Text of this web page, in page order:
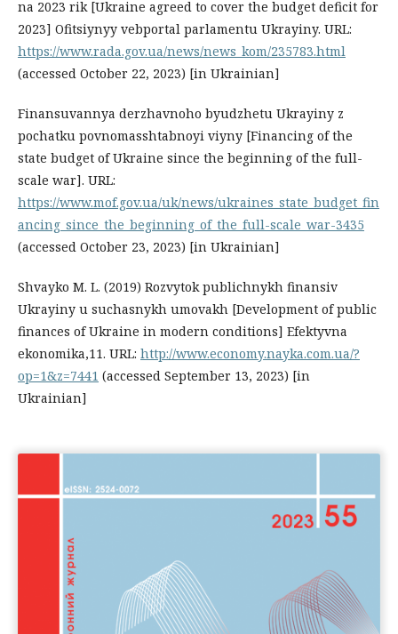
na 2023 rik [Ukraine agreed to cover the budget deficit for
2023] Ofitsiynyy vebportal parlamentu Ukrayiny. URL:
https://www.rada.gov.ua/news/news_kom/235783.html
(accessed October 22, 2023) [in Ukrainian]
Finansuvannya derzhavnoho byudzhetu Ukrayiny z
pochatku povnomasshtabnoyi viyny [Financing of the
state budget of Ukraine since the beginning of the full-
scale war]. URL:
https://www.mof.gov.ua/uk/news/ukraines_state_budget_fin
ancing_since_the_beginning_of_the_full-scale_war-3435
(accessed October 23, 2023) [in Ukrainian]
Shvayko M. L. (2019) Rozvytok publichnykh finansiv
Ukrayiny u suchasnykh umovakh [Development of public
finances of Ukraine in modern conditions] Efektyvna
ekonomika,11. URL: http://www.economy.nayka.com.ua/?
op=1&z=7441 (accessed September 13, 2023) [in
Ukrainian]